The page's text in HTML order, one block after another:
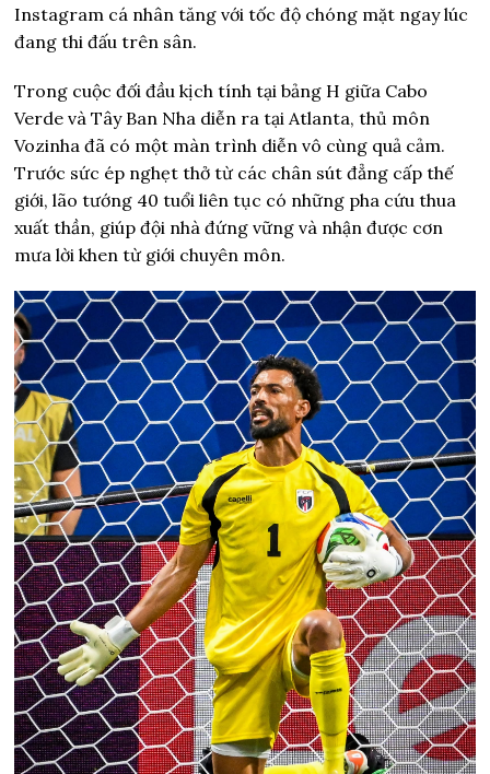
Instagram cá nhân tăng với tốc độ chóng mặt ngay lúc
đang thi đấu trên sân.
Trong cuộc đối đầu kịch tính tại bảng H giữa Cabo
Verde và Tây Ban Nha diễn ra tại Atlanta, thủ môn
Vozinha đã có một màn trình diễn vô cùng quả cảm.
Trước sức ép nghẹt thở từ các chân sút đẳng cấp thế
giới, lão tướng 40 tuổi liên tục có những pha cứu thua
xuất thần, giúp đội nhà đứng vững và nhận được cơn
mưa lời khen từ giới chuyên môn.